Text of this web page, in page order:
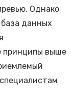
Однако
база данных
принципы выше